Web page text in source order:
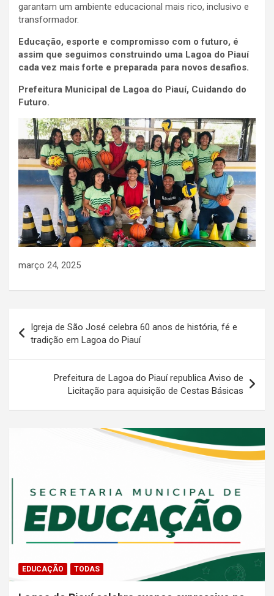
garantam um ambiente educacional mais rico, inclusivo e
transformador.
Educação, esporte e compromisso com o futuro, é
assim que seguimos construindo uma Lagoa do Piauí
cada vez mais forte e preparada para novos desafios.
Prefeitura Municipal de Lagoa do Piauí, Cuidando do
Futuro.
março 24, 2025
de
Post
Igreja de São José celebra 60 anos de história, fé e
tradição em Lagoa do Piauí
Prefeitura de Lagoa do Piauí republica Aviso de
Licitação para aquisição de Cestas Básicas
EDUCAÇÃO TODAS